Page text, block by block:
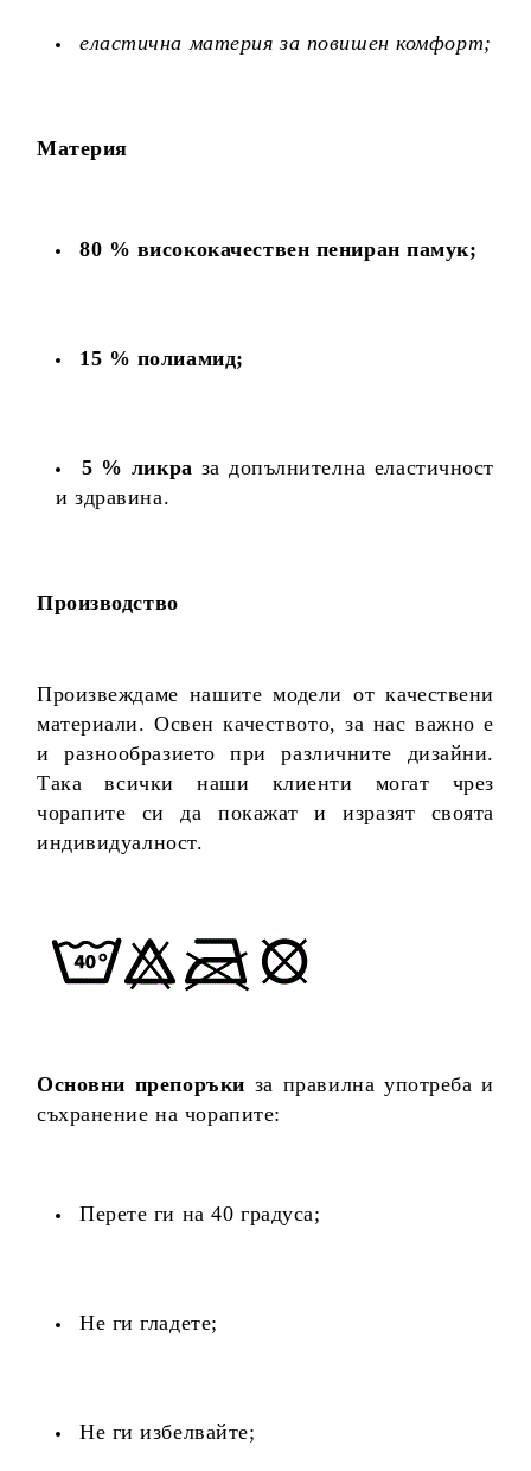
еластична материя за повишен комфорт;
Материя
80 % висококачествен пениран памук;
15 % полиамид;
5 % ликра за допълнителна еластичност
и здравина.
Производство
Произвеждаме нашите модели от качествени
материали. Освен качеството, за нас важно е
и разнообразието при различните дизайни.
Така всички наши клиенти могат чрез
чорапите си да покажат и изразят своята
индивидуалност.
Основни препоръки за правилна употреба и
съхранение на чорапите:
Перете ги на 40 градуса;
Не ги гладете;
Не ги избелвайте;